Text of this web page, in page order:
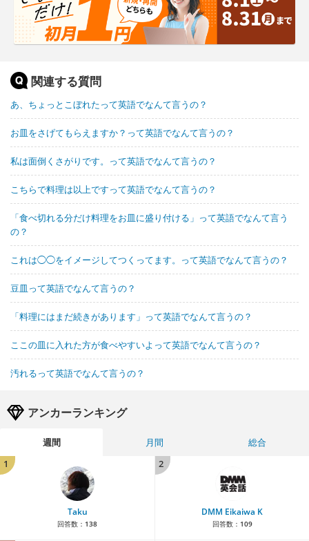
関連する質問
あ、ちょっとこぼれたって英語でなんて言うの？
お皿をさげてもらえますか？って英語でなんて言うの？
私は面倒くさがりです。って英語でなんて言うの？
こちらで料理は以上ですって英語でなんて言うの？
「食べ切れる分だけ料理をお皿に盛り付ける」って英語でなんて言う
の？
これは◯◯をイメージしてつくってます。って英語でなんて言うの？
豆皿って英語でなんて言うの？
「料理にはまだ続きがあります」って英語でなんて言うの？
ここの皿に入れた方が食べやすいよって英語でなんて言うの？
汚れるって英語でなんて言うの？
アンカーランキング
週間 月間
総合
1
Taku
回答数： 138
2
DMM Eikaiwa K
回答数： 109